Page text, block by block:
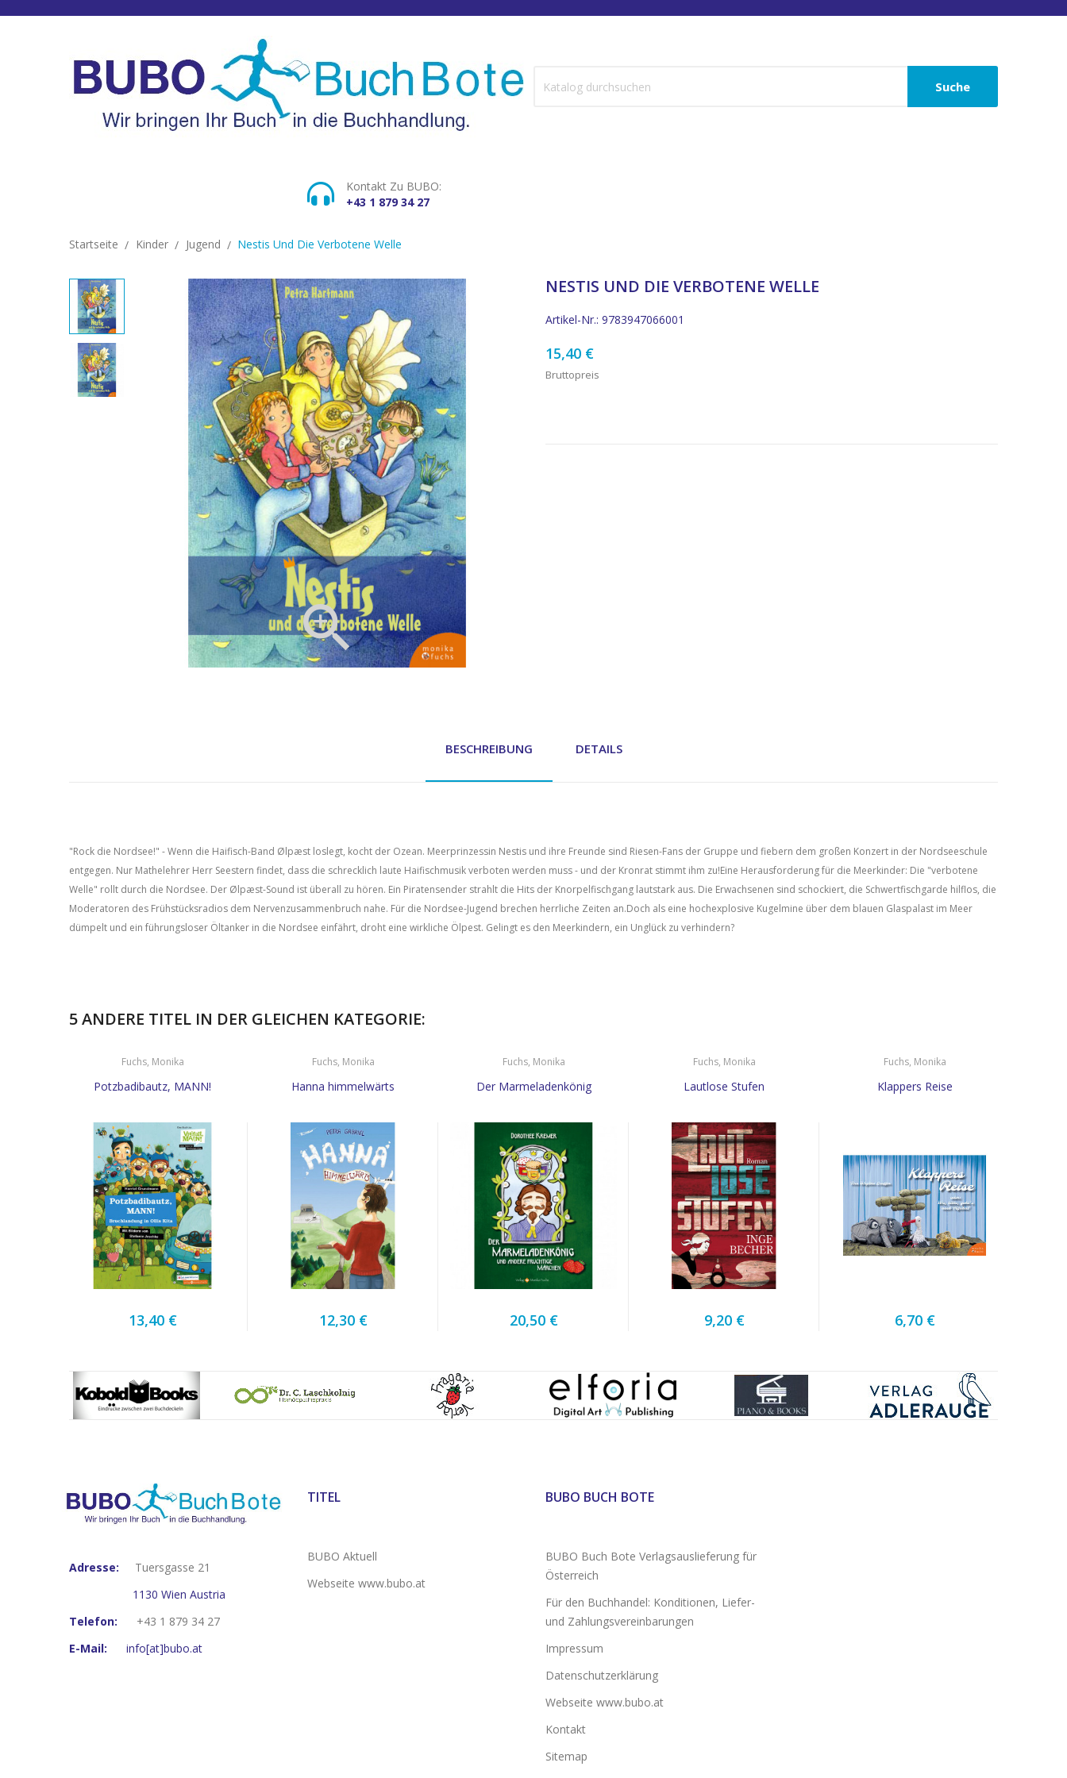
Suche
Kontakt Zu BUBO:
+43 1 879 34 27
Startseite Kinder Jugend Nestis Und Die Verbotene Welle

NESTIS UND DIE VERBOTENE WELLE
Artikel-Nr.: 9783947066001
15,40 €
Bruttopreis
BESCHREIBUNG DETAILS
"Rock die Nordsee!" - Wenn die Haifisch-Band Ølpæst loslegt, kocht der Ozean. Meerprinzessin Nestis und ihre Freunde sind Riesen-Fans der Gruppe und fiebern dem großen Konzert in der Nordseeschule
entgegen. Nur Mathelehrer Herr Seestern findet, dass die schrecklich laute Haifischmusik verboten werden muss - und der Kronrat stimmt ihm zu!Eine Herausforderung für die Meerkinder: Die "verbotene
Welle" rollt durch die Nordsee. Der Ølpæst-Sound ist überall zu hören. Ein Piratensender strahlt die Hits der Knorpelfischgang lautstark aus. Die Erwachsenen sind schockiert, die Schwertfischgarde hilflos, die
Moderatoren des Frühstücksradios dem Nervenzusammenbruch nahe. Für die Nordsee-Jugend brechen herrliche Zeiten an.Doch als eine hochexplosive Kugelmine über dem blauen Glaspalast im Meer
dümpelt und ein führungsloser Öltanker in die Nordsee einfährt, droht eine wirkliche Ölpest. Gelingt es den Meerkindern, ein Unglück zu verhindern?
5 ANDERE TITEL IN DER GLEICHEN KATEGORIE:
Fuchs, Monika
Potzbadibautz, MANN!
13,40 €
Fuchs, Monika
Hanna himmelwärts
12,30 €
Fuchs, Monika
Der Marmeladenkönig
20,50 €
Fuchs, Monika
Lautlose Stufen
9,20 €
Fuchs, Monika
Klappers Reise
6,70 €
Adresse:
Tuersgasse 21
1130 Wien Austria
Telefon:
+43 1 879 34 27
E-Mail:
info[at]bubo.at
TITEL
BUBO Aktuell
Webseite www.bubo.at
BUBO BUCH BOTE
BUBO Buch Bote Verlagsauslieferung für
Österreich
Für den Buchhandel: Konditionen, Liefer-
und Zahlungsvereinbarungen
Impressum
Datenschutzerklärung
Webseite www.bubo.at
Kontakt
Sitemap